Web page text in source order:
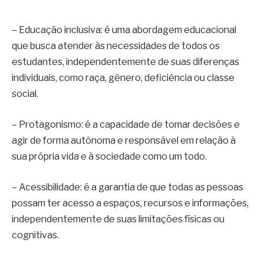
– Educação inclusiva: é uma abordagem educacional
que busca atender às necessidades de todos os
estudantes, independentemente de suas diferenças
individuais, como raça, gênero, deficiência ou classe
social.
– Protagonismo: é a capacidade de tomar decisões e
agir de forma autônoma e responsável em relação à
sua própria vida e à sociedade como um todo.
– Acessibilidade: é a garantia de que todas as pessoas
possam ter acesso a espaços, recursos e informações,
independentemente de suas limitações físicas ou
cognitivas.